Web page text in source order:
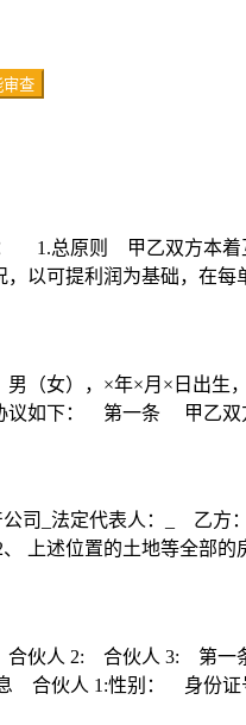
审查
总原则 甲乙双方本着互
以可提利润为基础，在每
（女），×年×月×日出
议如下： 第一条 甲乙双
司_法定代表人：_ 乙方
上述位置的土地等全部的
伙人 2: 合伙人 3: 第一条
合伙人 1:性别： 身份